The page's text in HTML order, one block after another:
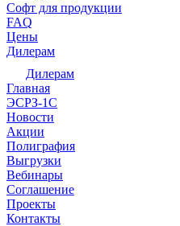
Софт для продукции
FAQ
Цены
Дилерам
Дилерам
Главная
ЭСРЗ-1С
Новости
Акции
Полиграфия
Выгрузки
Вебинары
Соглашение
Проекты
Контакты